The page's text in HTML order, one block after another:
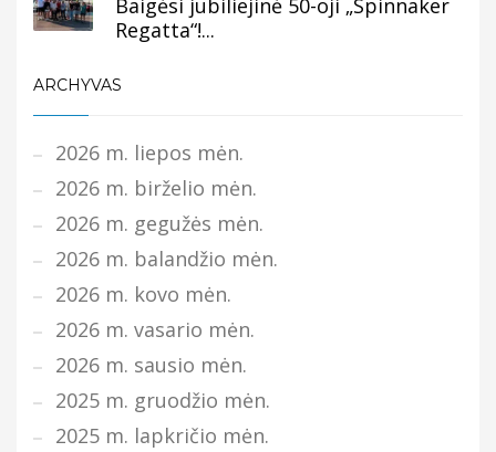
Baigėsi jubiliejinė 50-oji „Spinnaker
Regatta“!...
ARCHYVAS
2026 m. liepos mėn.
2026 m. birželio mėn.
2026 m. gegužės mėn.
2026 m. balandžio mėn.
2026 m. kovo mėn.
2026 m. vasario mėn.
2026 m. sausio mėn.
2025 m. gruodžio mėn.
2025 m. lapkričio mėn.